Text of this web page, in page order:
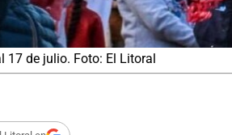
17 de julio. Foto: El Litoral